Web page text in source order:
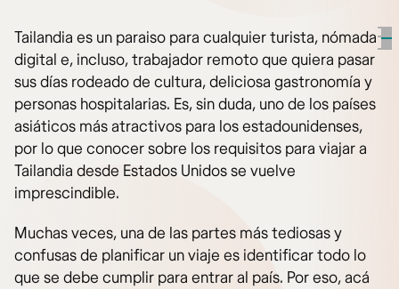
Tailandia es un paraiso para cualquier turista, nómada
digital e, incluso, trabajador remoto que quiera pasar
sus días rodeado de cultura, deliciosa gastronomía y
personas hospitalarias. Es, sin duda, uno de los países
asiáticos más atractivos para los estadounidenses,
por lo que conocer sobre los requisitos para viajar a
Tailandia desde Estados Unidos se vuelve
imprescindible.
Muchas veces, una de las partes más tediosas y
confusas de planificar un viaje es identificar todo lo
que se debe cumplir para entrar al país. Por eso, acá